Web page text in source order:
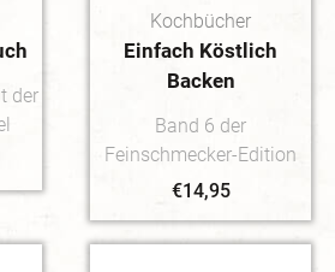
der
Kochbücher
Einfach Köstlich
Backen
Band 6 der
Feinschmecker-Edition
€14,95